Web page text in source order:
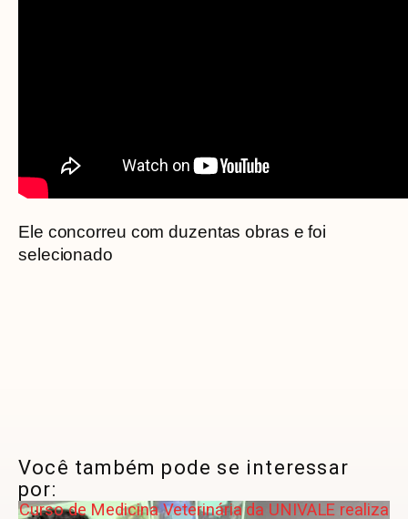
Ele concorreu com duzentas obras e foi
selecionado
Você também pode se interessar
por:
Curso de Medicina Veterinária da UNIVALE realiza